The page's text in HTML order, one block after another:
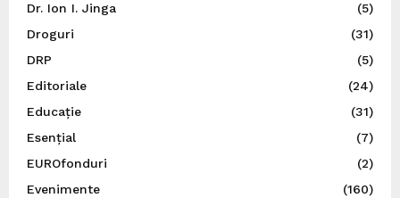
Dr. Ion I. Jinga
(5)
Droguri
(31)
DRP
(5)
Editoriale
(24)
Educație
(31)
Esențial
(7)
EUROfonduri
(2)
Evenimente
(160)